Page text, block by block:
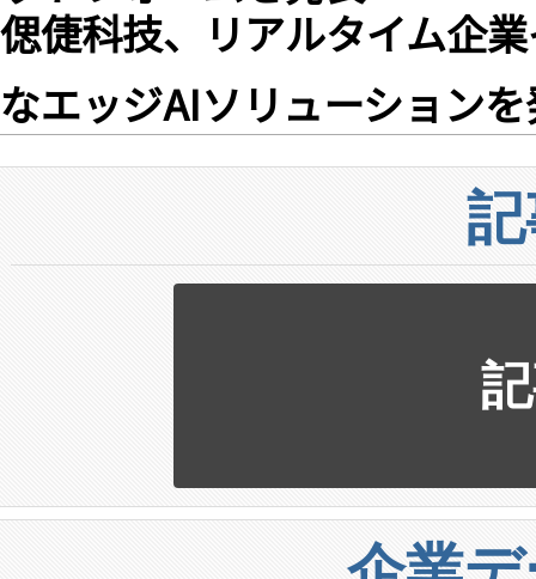
偲倢科技、リアルタイム企
なエッジAIソリューションを